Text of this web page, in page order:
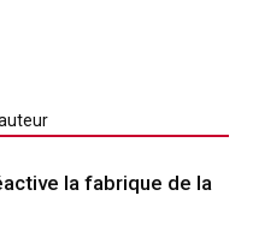
la fabrique de la